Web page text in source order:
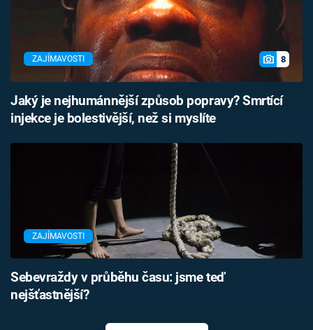
ZAJÍMAVOSTI 8
Jaký je nejhumánnější způsob popravy? Smrtící
injekce je bolestivější, než si myslíte
ZAJÍMAVOSTI
Sebevraždy v průběhu času: jsme teď
nejšťastnější?